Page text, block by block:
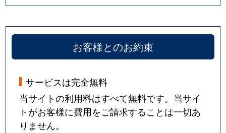
お客様とのお約束
サービスは完全無料
当サイトの利用料はすべて無料です。当サイ
トがお客様に費用をご請求することは一切あ
りません。